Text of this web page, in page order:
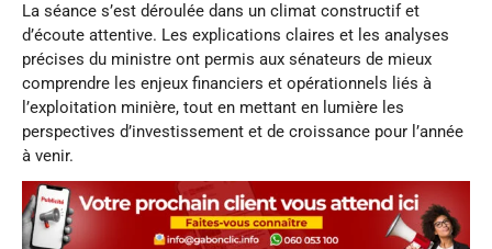
La séance s’est déroulée dans un climat constructif et
d’écoute attentive. Les explications claires et les analyses
précises du ministre ont permis aux sénateurs de mieux
comprendre les enjeux financiers et opérationnels liés à
l’exploitation minière, tout en mettant en lumière les
perspectives d’investissement et de croissance pour l’année
à venir.